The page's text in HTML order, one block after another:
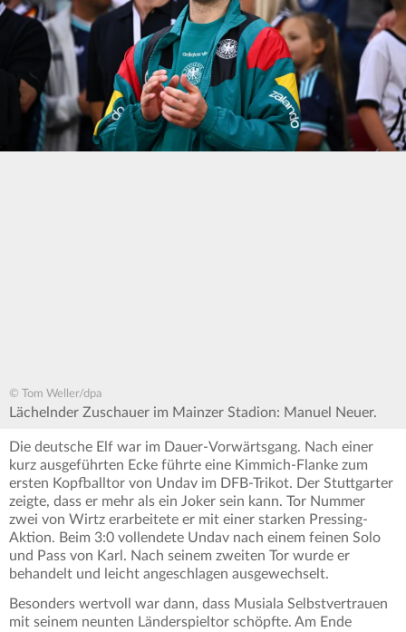
© Tom Weller/dpa
Lächelnder Zuschauer im Mainzer Stadion: Manuel Neuer.
Die deutsche Elf war im Dauer-Vorwärtsgang. Nach einer
kurz ausgeführten Ecke führte eine Kimmich-Flanke zum
ersten Kopfballtor von Undav im DFB-Trikot. Der Stuttgarter
zeigte, dass er mehr als ein Joker sein kann. Tor Nummer
zwei von Wirtz erarbeitete er mit einer starken Pressing-
Aktion. Beim 3:0 vollendete Undav nach einem feinen Solo
und Pass von Karl. Nach seinem zweiten Tor wurde er
behandelt und leicht angeschlagen ausgewechselt.
Besonders wertvoll war dann, dass Musiala Selbstvertrauen
mit seinem neunten Länderspieltor schöpfte. Am Ende